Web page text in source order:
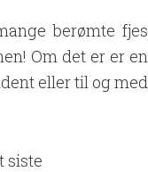
berømte fjes
Om det er er en
eller til og med
siste